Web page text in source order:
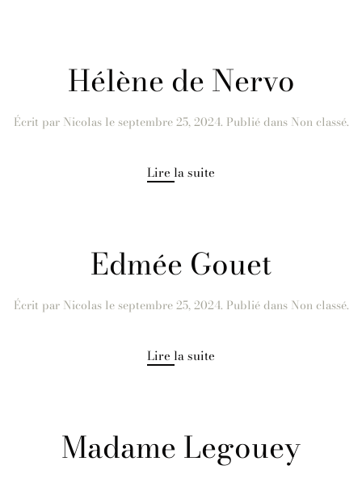
Hélène de Nervo
Écrit par Nicolasleseptembre 25, 2024. Publié dans Non classé.
Lire la suite
Edmée Gouet
Écrit par Nicolasleseptembre 25, 2024. Publié dans Non classé.
Lire la suite
Madame Legouey